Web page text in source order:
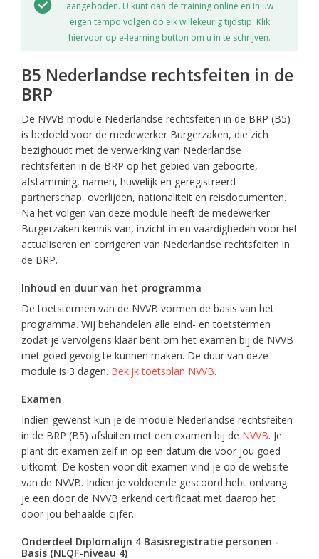
aangeboden. U kunt dan de training online en in uw
eigen tempo volgen op elk willekeurig tijdstip. Klik
hiervoor op e-learning button om u in te schrijven.
B5 Nederlandse rechtsfeiten in de
BRP
De NVVB module Nederlandse rechtsfeiten in de BRP (B5)
is bedoeld voor de medewerker Burgerzaken, die zich
bezighoudt met de verwerking van Nederlandse
rechtsfeiten in de BRP op het gebied van geboorte,
afstamming, namen, huwelijk en geregistreerd
partnerschap, overlijden, nationaliteit en reisdocumenten.
Na het volgen van deze module heeft de medewerker
Burgerzaken kennis van, inzicht in en vaardigheden voor het
actualiseren en corrigeren van Nederlandse rechtsfeiten in
de BRP.
Inhoud en duur van het programma
De toetstermen van de NVVB vormen de basis van het
programma. Wij behandelen alle eind- en toetstermen
zodat je vervolgens klaar bent om het examen bij de NVVB
met goed gevolg te kunnen maken. De duur van deze
module is 3 dagen. Bekijk toetsplan NVVB.
Examen
Indien gewenst kun je de module Nederlandse rechtsfeiten
in de BRP (B5) afsluiten met een examen bij de NVVB. Je
plant dit examen zelf in op een datum die voor jou goed
uitkomt. De kosten voor dit examen vind je op de website
van de NVVB. Indien je voldoende gescoord hebt ontvang
je een door de NVVB erkend certificaat met daarop het
door jou behaalde cijfer.
Onderdeel Diplomalijn 4 Basisregistratie personen -
Basis (NLQF-niveau 4)